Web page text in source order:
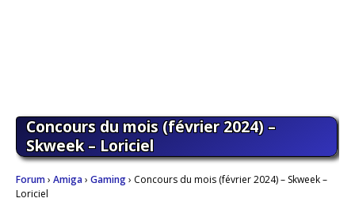
Concours du mois (février 2024) –
Skweek – Loriciel
Forum› Amiga› Gaming› Concours du mois (février 2024) – Skweek –
Loriciel